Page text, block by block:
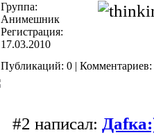
Группа:
Анимешник
Регистрация:
17.03.2010
Публикаций: 0 | Комментариев:
#2 написал: